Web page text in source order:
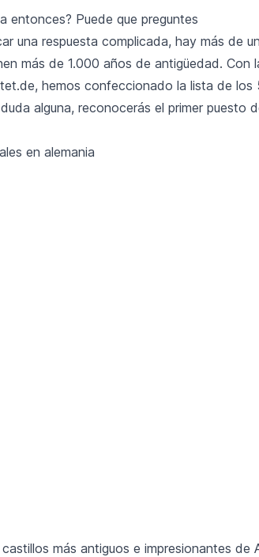
entonces? Puede que preguntes
una respuesta complicada, hay más de
más de 1.000 años de antigüedad. Con
hemos confeccionado la lista de los
alguna, reconocerás el primer puesto
más antiguos e impresionantes de